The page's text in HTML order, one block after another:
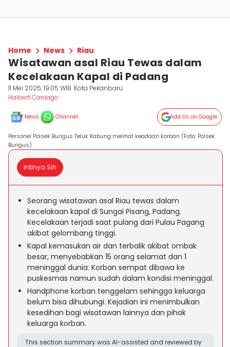
Home News Riau
Wisatawan asal Riau Tewas dalam
Kecelakaan Kapal di Padang
11 Mei 2025, 19:05 WIB Kota Pekanbaru
Halbert Caniago
News Channel Add Us on Google
Personel Polsek Bungus Teluk Kabung melihat keadaan korban (Foto: Polsek
Bungus)
Intinya Sih
Seorang wisatawan asal Riau tewas dalam
kecelakaan kapal di Sungai Pisang, Padang.
Kecelakaan terjadi saat pulang dari Pulau Pagang
akibat gelombang tinggi.
Kapal kemasukan air dan terbalik akibat ombak
besar, menyebabkan 15 orang selamat dan 1
meninggal dunia. Korban sempat dibawa ke
puskesmas namun sudah dalam kondisi meninggal.
Handphone korban tenggelam sehingga keluarga
belum bisa dihubungi. Kejadian ini menimbulkan
kesedihan bagi wisatawan lainnya dan pihak
keluarga korban.
This section summary was AI-assisted and reviewed by